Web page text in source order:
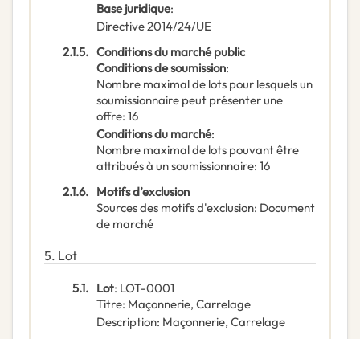
Base juridique:
Directive 2014/24/UE
2.1.5. Conditions du marché public
Conditions de soumission:
Nombre maximal de lots pour lesquels un
soumissionnaire peut présenter une
offre: 16
Conditions du marché:
Nombre maximal de lots pouvant être
attribués à un soumissionnaire: 16
2.1.6. Motifs d’exclusion
Sources des motifs d'exclusion: Document
de marché
5. Lot
5.1. Lot: LOT-0001
Titre: Maçonnerie, Carrelage
Description: Maçonnerie, Carrelage